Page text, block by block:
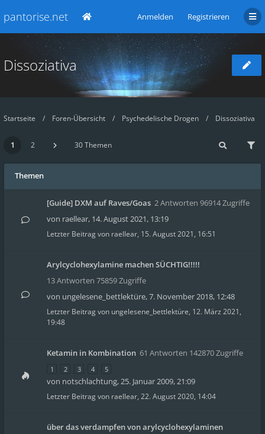
pantorise.net Anmelden Registrieren
Dissoziativa
Startseite Foren-Übersicht Psychedelische Drogen Dissoziativa
1 2 30 Themen
Themen
[Guide] DXM auf Raves/Goas 2 Antworten 96914 Zugriffe
von raellear, 14. August 2021, 13:19
Letzter Beitrag von raellear, 15. August 2021, 16:51
Arylcyclohexylamine machen SÜCHTIG!!!!!
13 Antworten 75859 Zugriffe
von ungelesene_bettlektüre,7. November 2018, 12:48
Letzter Beitrag von ungelesene_bettlektüre, 12. März 2021,
19:48
Ketamin in Kombination 61 Antworten 142870 Zugriffe
1 2 3 4 5
von notschlachtung,25. Januar 2009, 21:09
Letzter Beitrag von raellear, 22. August 2020, 14:04
über das verdampfen von arylcyclohexylaminen